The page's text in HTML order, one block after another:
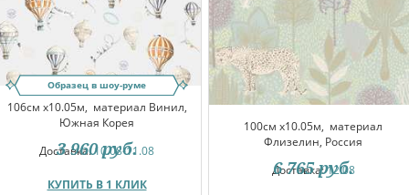
Образец в шоу-руме
106см x10.05м, материал Винил,
Южная Корея
Доставка:10.08-11.08
КУПИТЬ В 1 КЛИК
3 960 руб.
100см x10.05м, материал
Флизелин, Россия
Доставка:12.08
6 765 руб.